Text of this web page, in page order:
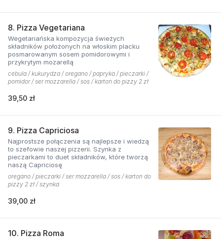
8. Pizza Vegetariana
Wegetariańska kompozycja świeżych
składników położonych na włoskim placku
posmarowanym sosem pomidorowymi i
przykrytym mozarellą
cebula / kukurydza / oregano / papryka / pieczarki /
pomidor / ser mozzarella / sos / karton do pizzy 2 zł
39,50 zł
9. Pizza Capriciosa
Najprostsze połączenia są najlepsze i wiedzą
to szefowie naszej pizzerii. Szynka z
pieczarkami to duet składników, które tworzą
naszą Capriciosę
oregano / pieczarki / ser mozzarella / sos / karton do
pizzy 2 zł / szynka
39,00 zł
10. Pizza Roma